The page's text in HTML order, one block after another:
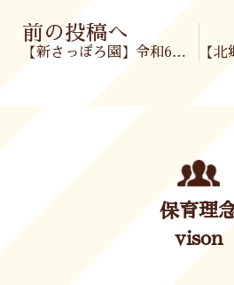
Prev
前の投稿へ
【新さっぽろ園】令和6年2月8日(木)
保育理
vison